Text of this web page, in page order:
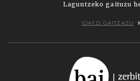
Laguntzeko gaituzu
IDATZI GAITZAZU